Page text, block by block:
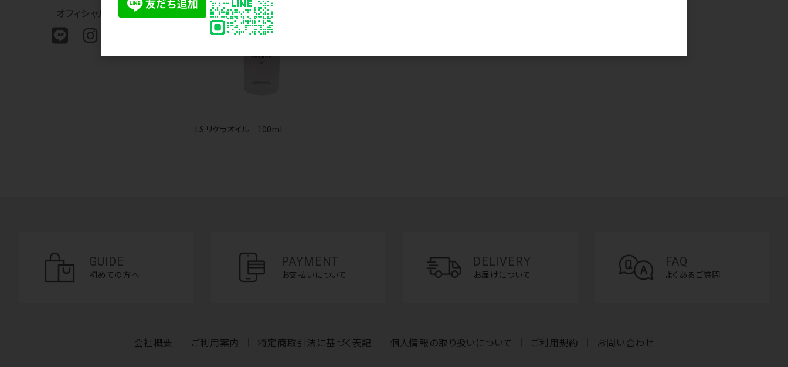
LS リケラオイル 100ml
オフィシャルSNS
GUIDE
初めての方へ
PAYMENT
お支払いについて
DELIVERY
お届けについて
FAQ
よくあるご質問
会社概要 ご利用案内 特定商取引法に基づく表記 個人情報の取り扱いについて ご利用規約 お問い合わせ